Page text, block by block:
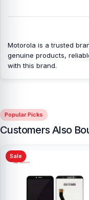
Motorola is a trusted
genuine products,
with this brand.
Popular Picks
Customers Also
Sale